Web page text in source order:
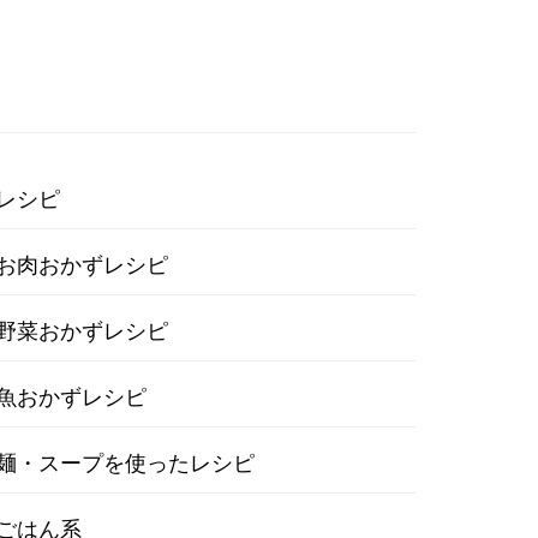
シピ
肉おかずレシピ
菜おかずレシピ
おかずレシピ
・スープを使ったレシピ
はん系